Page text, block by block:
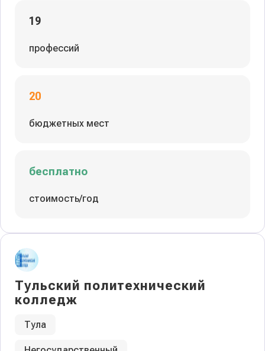
19
профессий
20
бюджетных мест
бесплатно
стоимость/год
Тульский политехнический
колледж
Тула